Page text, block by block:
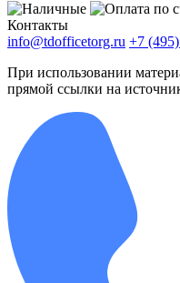
Контакты
info@tdofficetorg.ru +7
При использовании
прямой ссылки на